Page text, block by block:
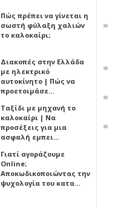
Πώς πρέπει να γίνεται η
σωστή φύλαξη χαλιών
το καλοκαίρι;
Διακοπές στην Ελλάδα
με ηλεκτρικό
αυτοκίνητο | Πώς να
προετοιμάσε…
Ταξίδι με μηχανή το
καλοκαίρι | Να
προσέξεις για μια
ασφαλή εμπει…
Γιατί αγοράζουμε
Online;
Αποκωδικοποιώντας την
ψυχολογία του κατα…